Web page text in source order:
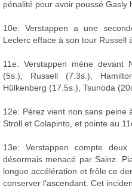
pénalité pour avoir poussé Gasly
10e: Verstappen a une
Leclerc efface à son tour Russell
11e: Verstappen mène devant
(5s.), Russell (7.3s.),
Hülkenberg (17.5s.), Tsunoda
12e: Pérez vient non sans peine
Stroll et Colapinto, et pointe au
13e: Verstappen compte
désormais menacé par Sainz.
longue accélération et frôle ce
conserver l'ascendant. Cet